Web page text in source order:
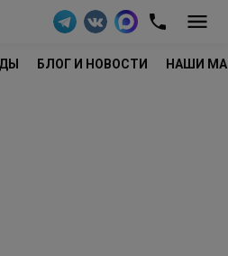
БЛОГ И НОВОСТИ НАШИ